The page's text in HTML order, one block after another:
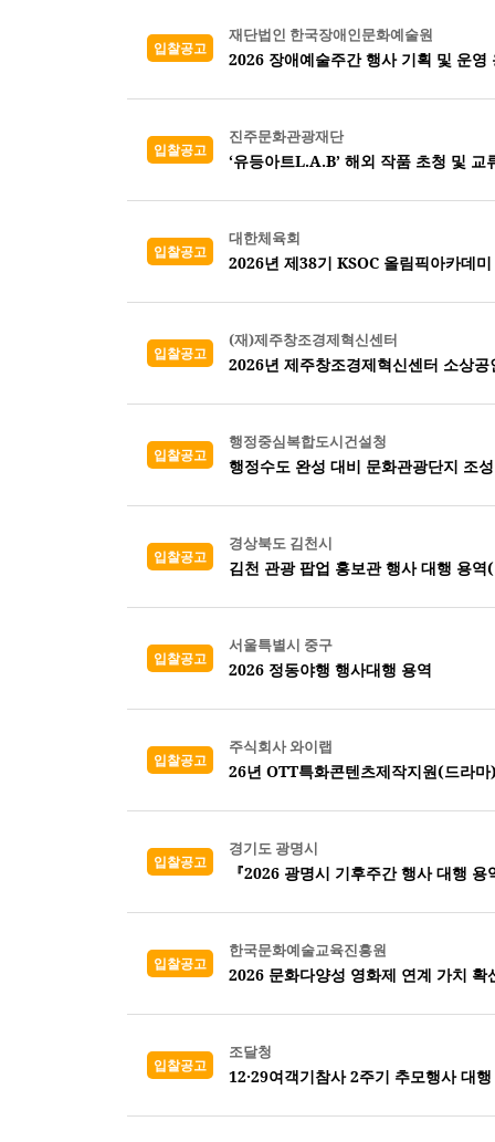
입찰공고
재단법인 한국장애인문화예술원
2026 장애예술주간 행사 기획 및 운영
입찰공고
진주문화관광재단
‘유등아트L.A.B’ 해외 작품 초청 및 교
입찰공고
대한체육회
2026년 제38기 KSOC 올림픽아카데
입찰공고
(재)제주창조경제혁신센터
2026년 제주창조경제혁신센터 소상
입찰공고
행정중심복합도시건설청
행정수도 완성 대비 문화관광단지 조
입찰공고
경상북도 김천시
김천 관광 팝업 홍보관 행사 대행 용
입찰공고
서울특별시 중구
2026 정동야행 행사대행 용역
입찰공고
주식회사 와이랩
26년 OTT특화콘텐츠제작지원(드라
입찰공고
경기도 광명시
『2026 광명시 기후주간 행사 대행
입찰공고
한국문화예술교육진흥원
2026 문화다양성 영화제 연계 가치 확
입찰공고
조달청
12·29여객기참사 2주기 추모행사 대